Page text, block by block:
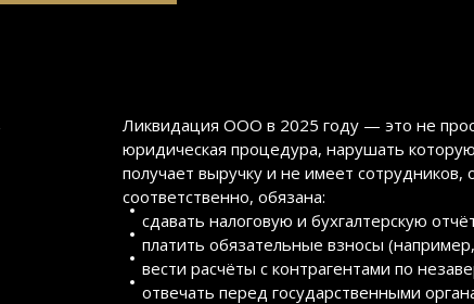
Ликвидация ООО в 2025 году — это не
юридическая процедура, нарушать
получает выручку и не имеет
соответственно, обязана:
сдавать налоговую и бухгалтерскую
платить обязательные взносы
вести расчёты с контрагентами по
отвечать перед государственными